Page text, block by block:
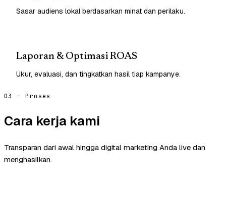
Sasar audiens lokal berdasarkan minat dan perilaku.
Laporan & Optimasi ROAS
Ukur, evaluasi, dan tingkatkan hasil tiap kampanye.
03 — Proses
Cara kerja kami
Transparan dari awal hingga digital marketing Anda live dan
menghasilkan.